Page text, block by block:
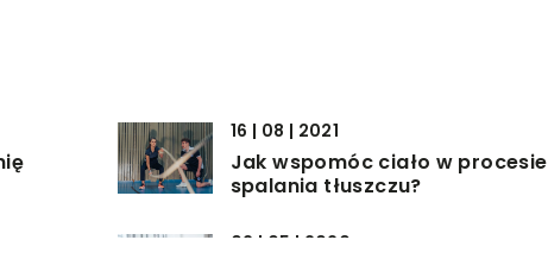
16 | 08 | 2021
Jak wspomóc ciało w procesie
spalania tłuszczu?
02 | 05 | 2020